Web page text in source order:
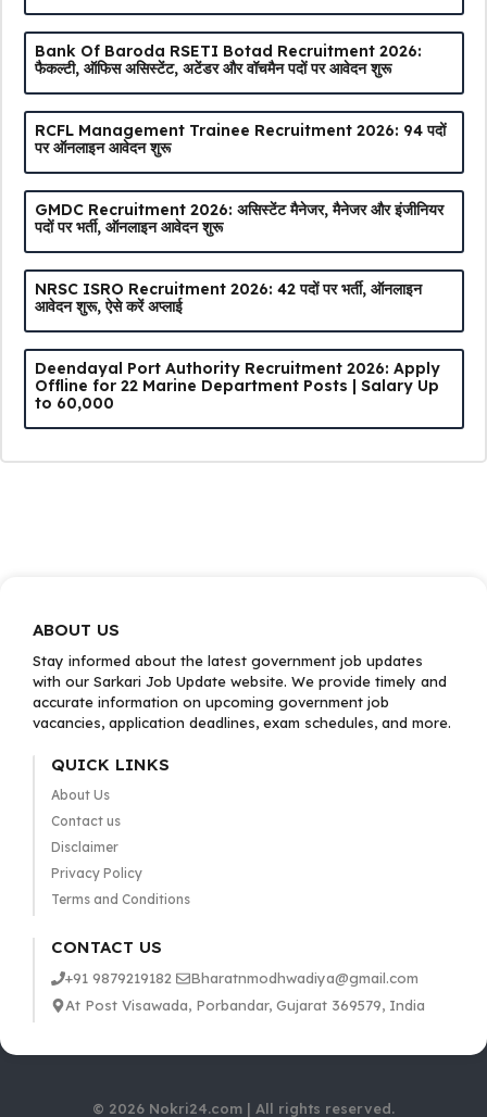
Bank Of Baroda RSETI Botad Recruitment 2026:
फैकल्टी, ऑफिस असिस्टेंट, अटेंडर और वॉचमैन पदों पर आवेदन शुरू
RCFL Management Trainee Recruitment 2026: 94 पदों
पर ऑनलाइन आवेदन शुरू
GMDC Recruitment 2026: असिस्टेंट मैनेजर, मैनेजर और इंजीनियर
पदों पर भर्ती, ऑनलाइन आवेदन शुरू
NRSC ISRO Recruitment 2026: 42 पदों पर भर्ती, ऑनलाइन
आवेदन शुरू, ऐसे करें अप्लाई
Deendayal Port Authority Recruitment 2026: Apply
Offline for 22 Marine Department Posts | Salary Up
to ₹60,000
ABOUT US
Stay informed about the latest government job updates
with our Sarkari Job Update website. We provide timely and
accurate information on upcoming government job
vacancies, application deadlines, exam schedules, and more.
QUICK LINKS
About Us
Contact us
Disclaimer
Privacy Policy
Terms and Conditions
CONTACT US
+91 9879219182
Bharatnmodhwadiya@gmail.com
At Post Visawada, Porbandar, Gujarat 369579, India
© 2026 Nokri24.com | All rights reserved.